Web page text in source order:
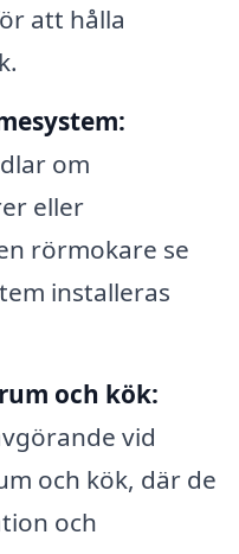
att hålla
om
eller
rörmokare se
installeras
och kök:
vid
och kök, där de
och